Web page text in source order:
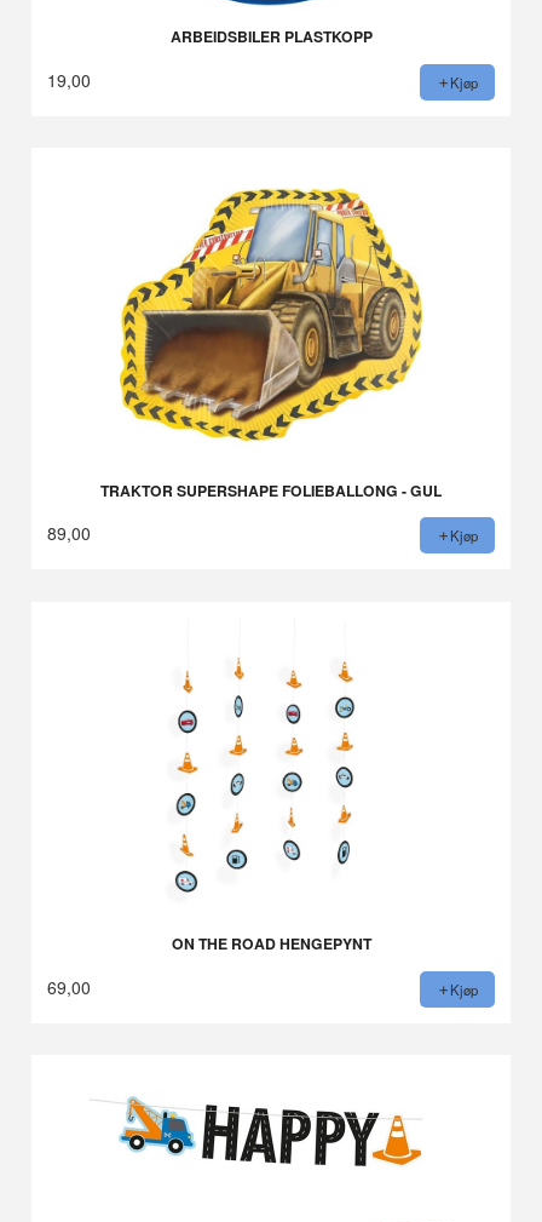
ARBEIDSBILER PLASTKOPP
19,00 Kjøp
TRAKTOR SUPERSHAPE FOLIEBALLONG - GUL
89,00 Kjøp
ON THE ROAD HENGEPYNT
69,00 Kjøp